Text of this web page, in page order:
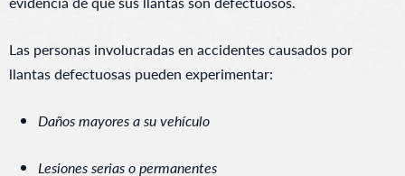
Las personas involucradas en accidentes causados por
llantas defectuosas pueden experimentar:
Daños mayores a su vehículo
Lesiones serias o permanentes